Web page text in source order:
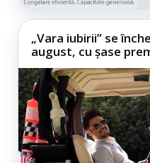
„Vara iubirii” se
august, cu șase